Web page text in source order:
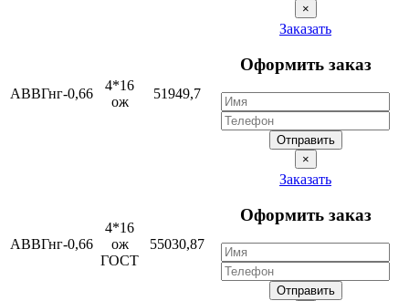
×
АВВГнг-0,66
4*16
ож
51949,7
Заказать
Оформить заказ
Отправить
×
АВВГнг-0,66
4*16
ож
ГОСТ
55030,87
Заказать
Оформить заказ
Отправить